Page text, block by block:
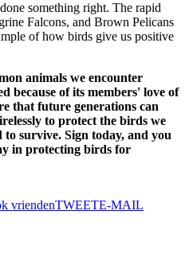
something right. The rapid
Falcons, and Brown Pelicans
of how birds give us positive
animals we encounter
because of its members' love of
that future generations can
to protect the birds we
to survive. Sign today, and you
in protecting birds for
vriendenTWEETE-MAIL